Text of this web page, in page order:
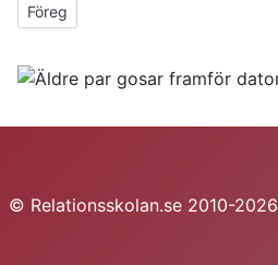
Föregående artikel: Tack
Föreg
© Relationsskolan.se 2010-2026